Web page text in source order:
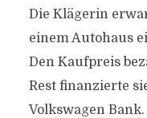
Die Klägerin
einem Autohaus
Den Kaufpreis
Rest finanzierte
Volkswagen